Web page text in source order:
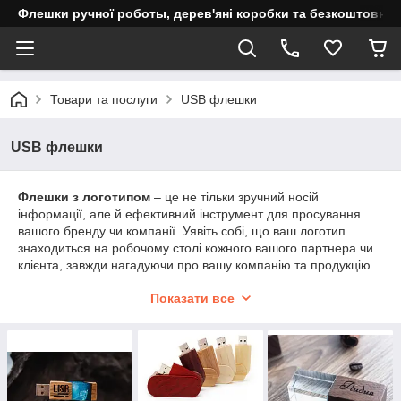
Флешки ручної роботы, дерев'яні коробки та безкоштовне
Товари та послуги USB флешки
USB флешки
Флешки з логотипом – це не тільки зручний носій
інформації, але й ефективний інструмент для просування
вашого бренду чи компанії. Уявіть собі, що ваш логотип
знаходиться на робочому столі кожного вашого партнера чи
клієнта, завжди нагадуючи про вашу компанію та продукцію.
типами нанесення логотипу, у тому числі гравіюванням. Наші
матеріал, який підійде під вашу компанію та бюджет.
Крім того, ми пропонуємоперсоналізовані флешки, які
стануть чудовим подарунком для ваших співробітників та
Показати все